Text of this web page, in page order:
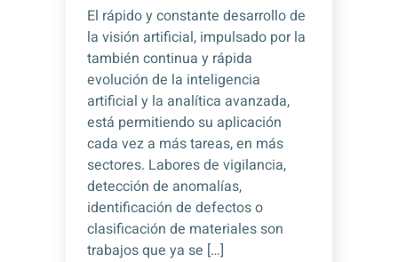
El rápido y constante desarrollo de
la visión artificial, impulsado por la
también continua y rápida
evolución de la inteligencia
artificial y la analítica avanzada,
está permitiendo su aplicación
cada vez a más tareas, en más
sectores. Labores de vigilancia,
detección de anomalías,
identificación de defectos o
clasificación de materiales son
trabajos que ya se […]